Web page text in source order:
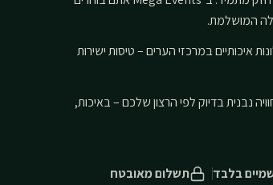
בלבד תשלום מאובטח
המושלמת.
במרכזי הערים – טיסות ישירות
נבנית בדיוק לפי הרצון שלכם – באיכות,